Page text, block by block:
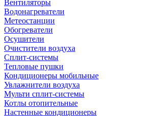
Вентиляторы
Водонагреватели
Метеостанции
Обогреватели
Осушители
Очистители воздуха
Сплит-системы
Тепловые пушки
Кондиционеры мобильные
Увлажнители воздуха
Мульти сплит-системы
Котлы отопительные
Настенные кондиционеры